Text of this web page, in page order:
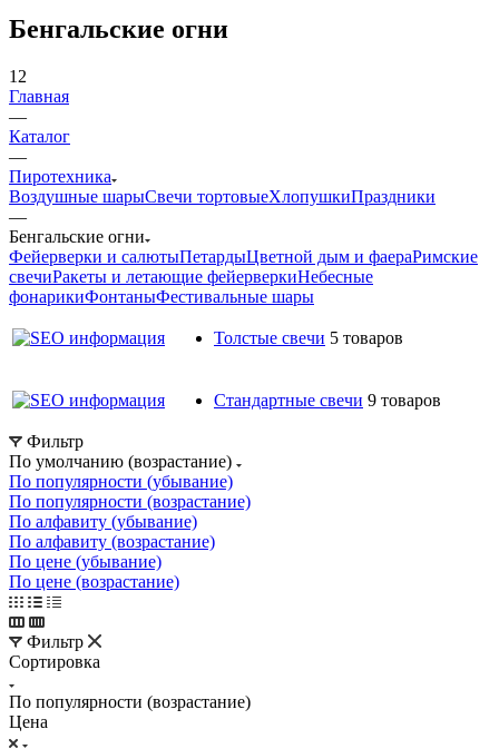
Бенгальские огни
12
Главная
—
Каталог
—
Пиротехника
Воздушные шарыСвечи тортовыеХлопушкиПраздники
—
Бенгальские огни
Фейерверки и салютыПетардыЦветной дым и фаераРимские
свечиРакеты и летающие фейерверкиНебесные
фонарикиФонтаныФестивальные шары
Толстые свечи 5 товаров
Стандартные свечи 9 товаров
Фильтр
По умолчанию (возрастание)
По популярности (убывание)
По популярности (возрастание)
По алфавиту (убывание)
По алфавиту (возрастание)
По цене (убывание)
По цене (возрастание)
Фильтр
Сортировка
По популярности (возрастание)
Цена